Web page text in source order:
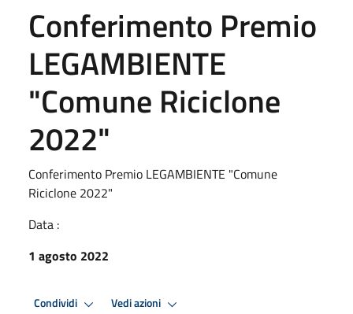
Conferimento Premio
LEGAMBIENTE
"Comune Riciclone
2022"
Conferimento Premio LEGAMBIENTE "Comune
Riciclone 2022"
Data :
1 agosto 2022
Condividi Vedi azioni